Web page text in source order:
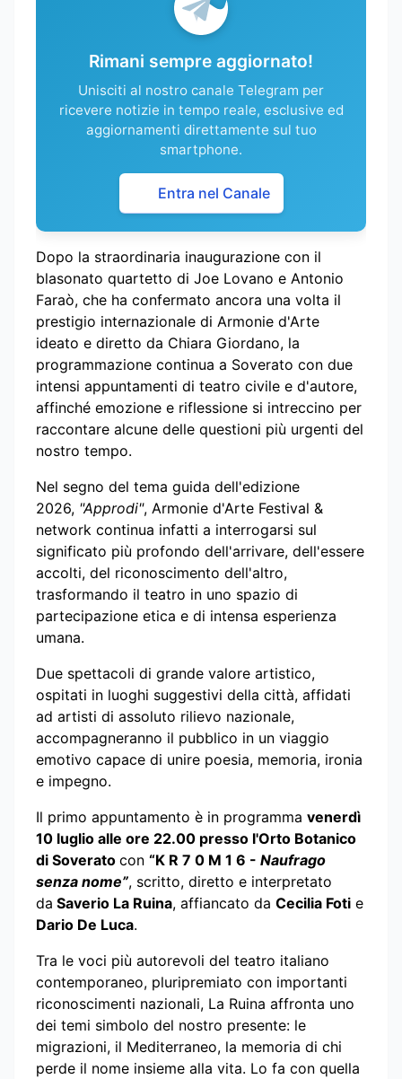
Rimani sempre aggiornato!
Unisciti al nostro canale Telegram per
ricevere notizie in tempo reale, esclusive ed
aggiornamenti direttamente sul tuo
smartphone.
Entra nel Canale
Dopo la straordinaria inaugurazione con il
blasonato quartetto di Joe Lovano e Antonio
Faraò, che ha confermato ancora una volta il
prestigio internazionale di Armonie d'Arte
ideato e diretto da Chiara Giordano, la
programmazione continua a Soverato con due
intensi appuntamenti di teatro civile e d'autore,
affinché emozione e riflessione si intreccino per
raccontare alcune delle questioni più urgenti del
nostro tempo.
Nel segno del tema guida dell'edizione
2026, "Approdi", Armonie d'Arte Festival &
network continua infatti a interrogarsi sul
significato più profondo dell'arrivare, dell'essere
accolti, del riconoscimento dell'altro,
trasformando il teatro in uno spazio di
partecipazione etica e di intensa esperienza
umana.
Due spettacoli di grande valore artistico,
ospitati in luoghi suggestivi della città, affidati
ad artisti di assoluto rilievo nazionale,
accompagneranno il pubblico in un viaggio
emotivo capace di unire poesia, memoria, ironia
e impegno.
Il primo appuntamento è in programma venerdì
10 luglio alle ore 22.00 presso l'Orto Botanico
di Soverato con “K R 7 0 M 1 6 - Naufrago
senza nome”, scritto, diretto e interpretato
da Saverio La Ruina, affiancato da Cecilia Foti e
Dario De Luca.
Tra le voci più autorevoli del teatro italiano
contemporaneo, pluripremiato con importanti
riconoscimenti nazionali, La Ruina affronta uno
dei temi simbolo del nostro presente: le
migrazioni, il Mediterraneo, la memoria di chi
perde il nome insieme alla vita. Lo fa con quella